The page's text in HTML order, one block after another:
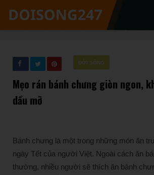
ĐỜI SỐNG
Mẹo rán bánh chưng giòn ngon,
dầu mỡ
Bánh chưng là một trong những món ăn
ngày Tết của người Việt. Ngoài cách ăn
thường, nhiều người sẽ thích ăn bánh